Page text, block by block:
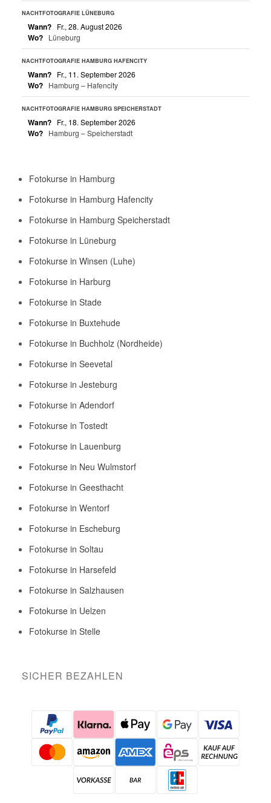
NACHTFOTOGRAFIE LÜNEBURG
Wann? Fr., 28. August 2026
Wo? Lüneburg
NACHTFOTOGRAFIE HAMBURG HAFENCITY
Wann? Fr., 11. September 2026
Wo? Hamburg – Hafencity
NACHTFOTOGRAFIE HAMBURG SPEICHERSTADT
Wann? Fr., 18. September 2026
Wo? Hamburg – Speicherstadt
Fotokurse in Hamburg
Fotokurse in Hamburg Hafencity
Fotokurse in Hamburg Speicherstadt
Fotokurse in Lüneburg
Fotokurse in Winsen (Luhe)
Fotokurse in Harburg
Fotokurse in Stade
Fotokurse in Buxtehude
Fotokurse in Buchholz (Nordheide)
Fotokurse in Seevetal
Fotokurse in Jesteburg
Fotokurse in Adendorf
Fotokurse in Tostedt
Fotokurse in Lauenburg
Fotokurse in Neu Wulmstorf
Fotokurse in Geesthacht
Fotokurse in Wentorf
Fotokurse in Escheburg
Fotokurse in Soltau
Fotokurse in Harsefeld
Fotokurse in Salzhausen
Fotokurse in Uelzen
Fotokurse in Stelle
SICHER BEZAHLEN